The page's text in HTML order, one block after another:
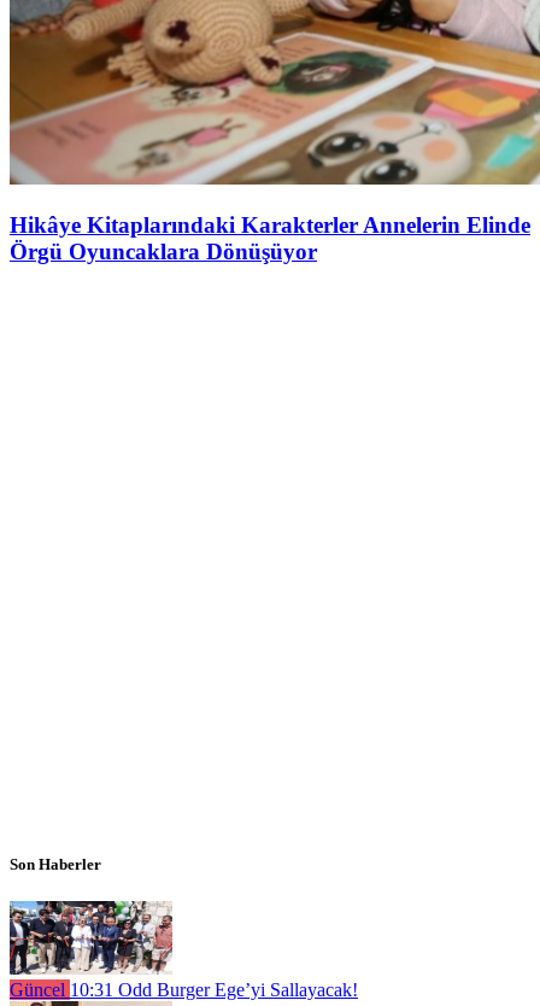
Hikâye Kitaplarındaki Karakterler Annelerin Elinde
Örgü Oyuncaklara Dönüşüyor
Son Haberler
Güncel 10:31 Odd Burger Ege’yi Sallayacak!